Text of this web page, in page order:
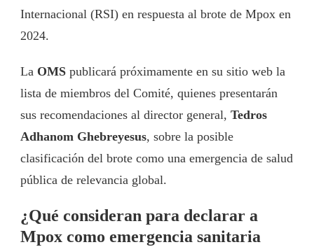
Internacional (RSI) en respuesta al brote de Mpox en
2024.
La OMS publicará próximamente en su sitio web la
lista de miembros del Comité, quienes presentarán
sus recomendaciones al director general, Tedros
Adhanom Ghebreyesus, sobre la posible
clasificación del brote como una emergencia de salud
pública de relevancia global.
¿Qué consideran para declarar a
Mpox como emergencia sanitaria